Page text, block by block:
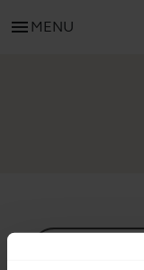
menu MENU